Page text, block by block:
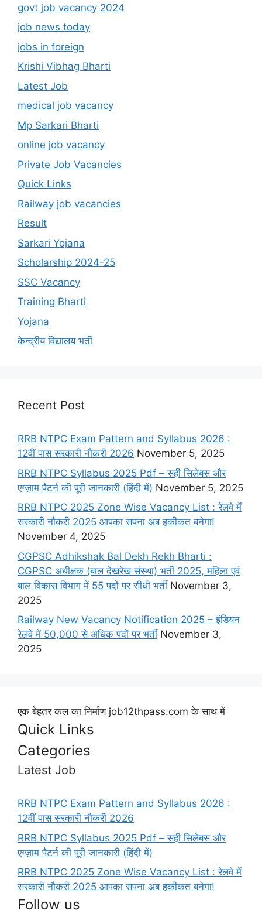
govt job vacancy 2024
job news today
jobs in foreign
Krishi Vibhag Bharti
Latest Job
medical job vacancy
Mp Sarkari Bharti
online job vacancy
Private Job Vacancies
Quick Links
Railway job vacancies
Result
Sarkari Yojana
Scholarship 2024-25
SSC Vacancy
Training Bharti
Yojana
केन्द्रीय विद्यालय भर्ती
Recent Post
RRB NTPC Exam Pattern and Syllabus 2026 :
12वीं पास सरकारी नौकरी 2026 November 5, 2025
RRB NTPC Syllabus 2025 Pdf – सही सिलेबस और
एग्ज़ाम पैटर्न की पूरी जानकारी (हिंदी में) November 5, 2025
RRB NTPC 2025 Zone Wise Vacancy List : रेलवे में
सरकारी नौकरी 2025 आपका सपना अब हकीकत बनेगा!
November 4, 2025
CGPSC Adhikshak Bal Dekh Rekh Bharti :
CGPSC अधीक्षक (बाल देखरेख संस्था) भर्ती 2025, महिला एवं
बाल विकास विभाग में 55 पदों पर सीधी भर्ती November 3,
2025
Railway New Vacancy Notification 2025 – इंडियन
रेलवे में 50,000 से अधिक पदों पर भर्ती November 3,
2025
एक बेहतर कल का निर्माण job12thpass.com के साथ में
Quick Links
Categories
Latest Job
RRB NTPC Exam Pattern and Syllabus 2026 :
12वीं पास सरकारी नौकरी 2026
RRB NTPC Syllabus 2025 Pdf – सही सिलेबस और
एग्ज़ाम पैटर्न की पूरी जानकारी (हिंदी में)
RRB NTPC 2025 Zone Wise Vacancy List : रेलवे में
सरकारी नौकरी 2025 आपका सपना अब हकीकत बनेगा!
Follow us